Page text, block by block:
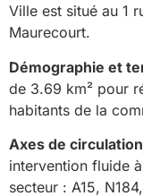
Ville est situé au 1
Maurecourt.
Démographie et
de 3.69 km² pour
habitants de la
Axes de
intervention fluide
secteur : A15,